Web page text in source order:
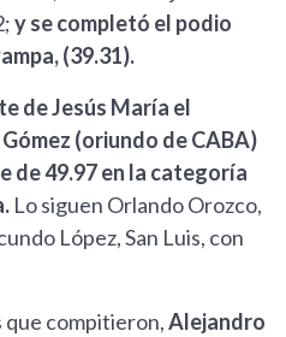
y se completó el podio
(39.31).
de Jesús María el
(oriundo de CABA)
de 49.97 en la categoría
Lo siguen Orlando Orozco,
López, San Luis, con
que compitieron,Alejandro